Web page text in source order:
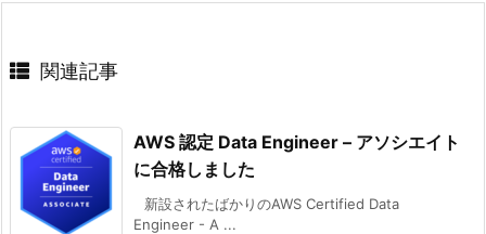
関連記事
AWS 認定 Data Engineer – アソシエイト
に合格しました
新設されたばかりのAWS Certified Data
Engineer - A ...